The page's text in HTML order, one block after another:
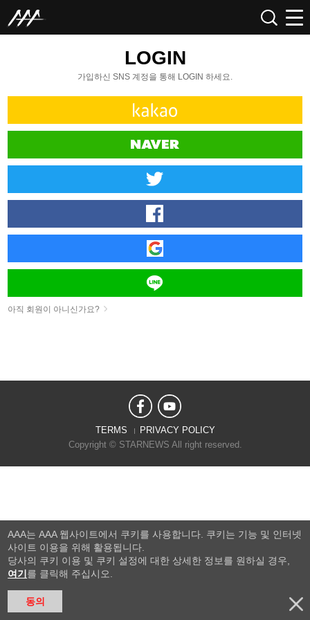
LOGIN
가입하신 SNS 계정을 통해 LOGIN 하세요.
아직 회원이 아니신가요?
TERMS
PRIVACY POLICY
Copyright © STARNEWS All right reserved.
AAA는 AAA 웹사이트에서 쿠키를 사용합니다. 쿠키는 기능 및 인터넷
사이트 이용을 위해 활용됩니다.
당사의 쿠키 이용 및 쿠키 설정에 대한 상세한 정보를 원하실 경우,
여기 를 클릭해 주십시오.
동의